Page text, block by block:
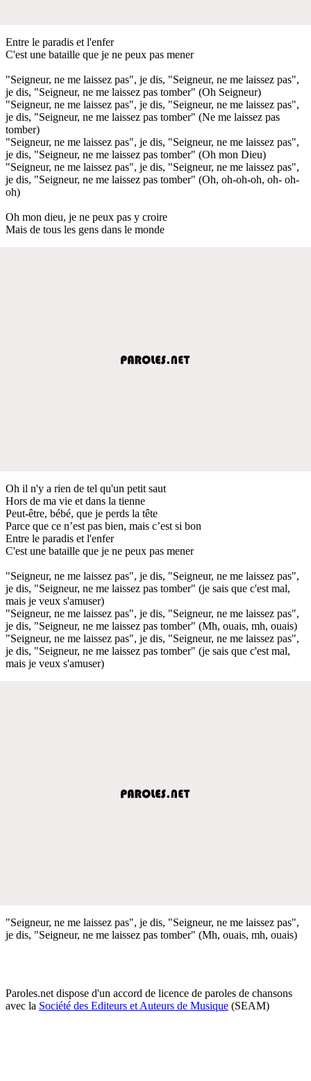
Entre le paradis et l'enfer
C'est une bataille que je ne peux pas mener
"Seigneur, ne me laissez pas", je dis, "Seigneur, ne me laissez pas",
je dis, "Seigneur, ne me laissez pas tomber" (Oh Seigneur)
"Seigneur, ne me laissez pas", je dis, "Seigneur, ne me laissez pas",
je dis, "Seigneur, ne me laissez pas tomber" (Ne me laissez pas
tomber)
"Seigneur, ne me laissez pas", je dis, "Seigneur, ne me laissez pas",
je dis, "Seigneur, ne me laissez pas tomber" (Oh mon Dieu)
"Seigneur, ne me laissez pas", je dis, "Seigneur, ne me laissez pas",
je dis, "Seigneur, ne me laissez pas tomber" (Oh, oh-oh-oh, oh- oh-
oh)
Oh mon dieu, je ne peux pas y croire
Mais de tous les gens dans le monde
Oh il n'y a rien de tel qu'un petit saut
Hors de ma vie et dans la tienne
Peut-être, bébé, que je perds la tête
Parce que ce n’est pas bien, mais c’est si bon
Entre le paradis et l'enfer
C'est une bataille que je ne peux pas mener
"Seigneur, ne me laissez pas", je dis, "Seigneur, ne me laissez pas",
je dis, "Seigneur, ne me laissez pas tomber" (je sais que c'est mal,
mais je veux s'amuser)
"Seigneur, ne me laissez pas", je dis, "Seigneur, ne me laissez pas",
je dis, "Seigneur, ne me laissez pas tomber" (Mh, ouais, mh, ouais)
"Seigneur, ne me laissez pas", je dis, "Seigneur, ne me laissez pas",
je dis, "Seigneur, ne me laissez pas tomber" (je sais que c'est mal,
mais je veux s'amuser)
"Seigneur, ne me laissez pas", je dis, "Seigneur, ne me laissez pas",
je dis, "Seigneur, ne me laissez pas tomber" (Mh, ouais, mh, ouais)
Paroles.net dispose d'un accord de licence de paroles de chansons
avec la Société des Editeurs et Auteurs de Musique (SEAM)